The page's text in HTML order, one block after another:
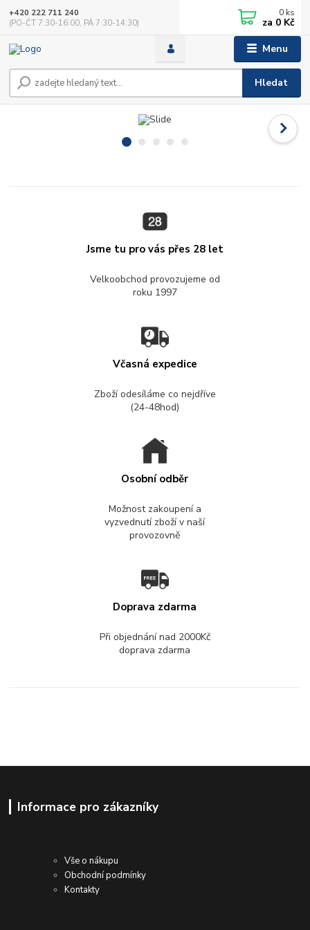
Menu
Hledat
+420 222 711 240
(PO-ČT 7:30-16:00, PÁ 7:30-14:30)
0 ks
za 0 Kč
Jsme tu pro vás přes 28 let
Velkoobchod provozujeme od
roku 1997
Včasná expedice
Zboží odesíláme co nejdříve
(24-48hod)
Osobní odběr
Možnost zakoupení a
vyzvednutí zboží v naší
provozovně
Doprava zdarma
Při objednání nad 2000Kč
doprava zdarma
Informace pro zákazníky
Vše o nákupu
Obchodní podmínky
Kontakty